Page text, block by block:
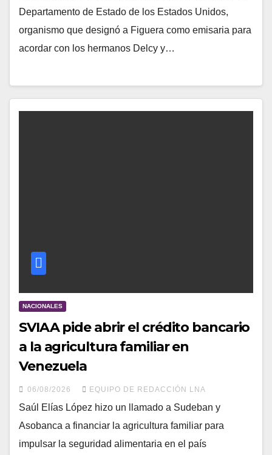
Departamento de Estado de los Estados Unidos,
organismo que designó a Figuera como emisaria para
acordar con los hermanos Delcy y…
NACIONALES
SVIAA pide abrir el crédito bancario
a la agricultura familiar en
Venezuela
06/08/2026 EQUIPO DE REDACCIÓN LNA
Saúl Elías López hizo un llamado a Sudeban y
Asobanca a financiar la agricultura familiar para
impulsar la seguridad alimentaria en el país